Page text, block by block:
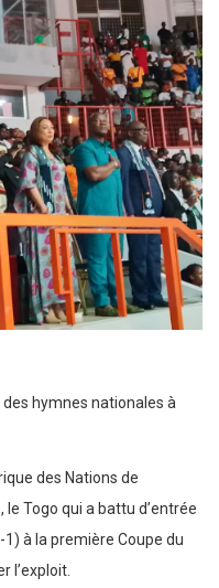
des hymnes nationales à
des Nations de
Togo qui a battu d’entrée
1) à la première Coupe du
l’exploit.